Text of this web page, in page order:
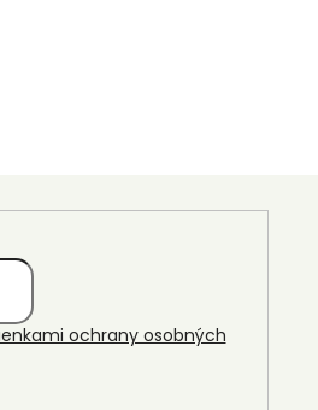
ochrany osobných